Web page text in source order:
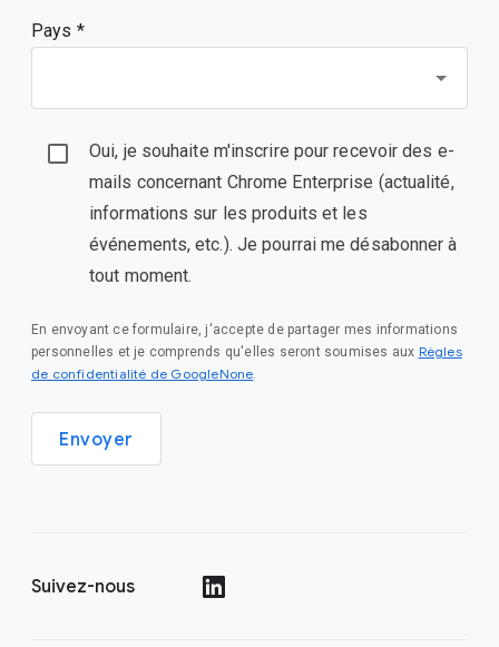
Pays *
Oui, je souhaite m'inscrire pour recevoir des e-
mails concernant Chrome Enterprise (actualité,
informations sur les produits et les
événements, etc.). Je pourrai me désabonner à
tout moment.
En envoyant ce formulaire, j'accepte de partager mes informations
personnelles et je comprends qu'elles seront soumises aux Règles
de confidentialité de GoogleNone.
Envoyer
Suivez-nous